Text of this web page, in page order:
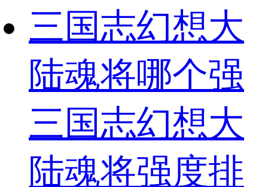
三国志幻想大
陆魂将哪个强
三国志幻想大
陆魂将强度排